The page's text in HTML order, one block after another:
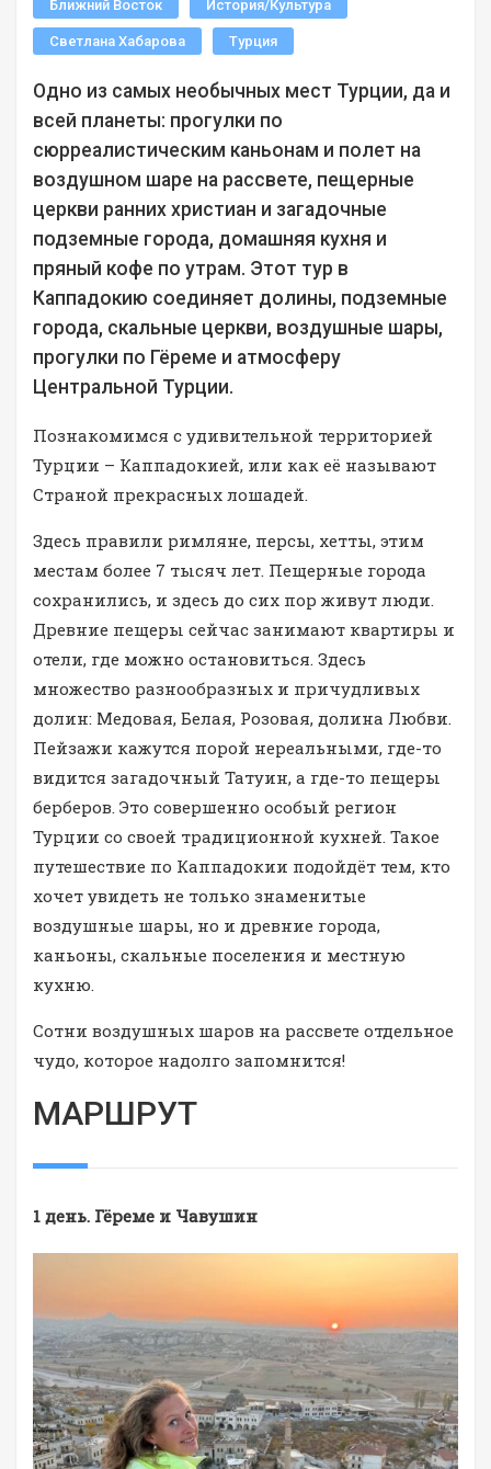
Ближний Восток История/Культура
Светлана Хабарова Турция
Одно из самых необычных мест Турции, да и
всей планеты: прогулки по
сюрреалистическим каньонам и полет на
воздушном шаре на рассвете, пещерные
церкви ранних христиан и загадочные
подземные города, домашняя кухня и
пряный кофе по утрам. Этот тур в
Каппадокию соединяет долины, подземные
города, скальные церкви, воздушные шары,
прогулки по Гёреме и атмосферу
Центральной Турции.
Познакомимся с удивительной территорией
Турции – Каппадокией, или как её называют
Страной прекрасных лошадей.
Здесь правили римляне, персы, хетты, этим
местам более 7 тысяч лет. Пещерные города
сохранились, и здесь до сих пор живут люди.
Древние пещеры сейчас занимают квартиры и
отели, где можно остановиться. Здесь
множество разнообразных и причудливых
долин: Медовая, Белая, Розовая, долина Любви.
Пейзажи кажутся порой нереальными, где-то
видится загадочный Татуин, а где-то пещеры
берберов. Это совершенно особый регион
Турции со своей традиционной кухней. Такое
путешествие по Каппадокии подойдёт тем, кто
хочет увидеть не только знаменитые
воздушные шары, но и древние города,
каньоны, скальные поселения и местную
кухню.
Сотни воздушных шаров на рассвете отдельное
чудо, которое надолго запомнится!
МАРШРУТ
1 день. Гёреме и Чавушин